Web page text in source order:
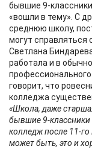
бывшие 9-
«вошли в тему». С
среднюю школу,
могут справляться
Светлана
работала и в
говорит, что
колледжа
«Школа, даже
бывшие 9-классники
колледж после 11-го
может быть, это и